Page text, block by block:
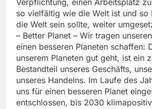
Verpflichtung, einen Arbeitsplatz
so vielfältig wie die Welt ist und so
die Welt sein sollte, weiter
– Better Planet – Wir tragen
einen besseren Planeten schaffen:
unserem Planeten gut geht, ist ein
Bestandteil unseres Geschäfts,
unseres Handelns. Im Laufe des
uns für einen besseren Planet
entschlossen, bis 2030